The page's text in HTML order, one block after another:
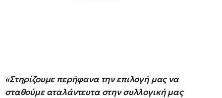
«Στηρίζουμε περήφανα την επιλογή μας να
σταθούμε αταλάντευτα στην συλλογική μας